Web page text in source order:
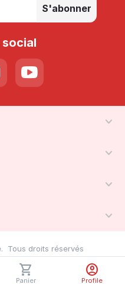
S'abonner
social
Tous droits réservés
Panier Profile